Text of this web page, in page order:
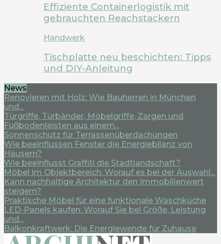
Effiziente Containerlogistik mit
gebrauchten Reachstackern
Handwerk
Tischplatte neu beschichten: Tipps
und DIY-Anleitung
News
Renovieren mit Holz: Wie Bauherren in München
und...
Türgriffe, Türbänder, Möbelgriffe, Zargen und
Fußbodenleisten aus einem...
Sonnenschutz für Terrassenüberdachungen
Wie beeinflussen Fenster die Energiebilanz von
Häusern?
Wie beeinflusst Graffiti die Stadtlandschaft?
Möbel im Objektbereich: Worauf es bei der Auswahl...
Kann nachhaltige Architektur den Immobilienwert
steigern?
Praktische Möbel für eine funktionale Waschküche
LED-Panels kaufen: Worauf Sie bei Größe, Leistung
und...
Balkonkraftwerk: Die Energiewende für Zuhause